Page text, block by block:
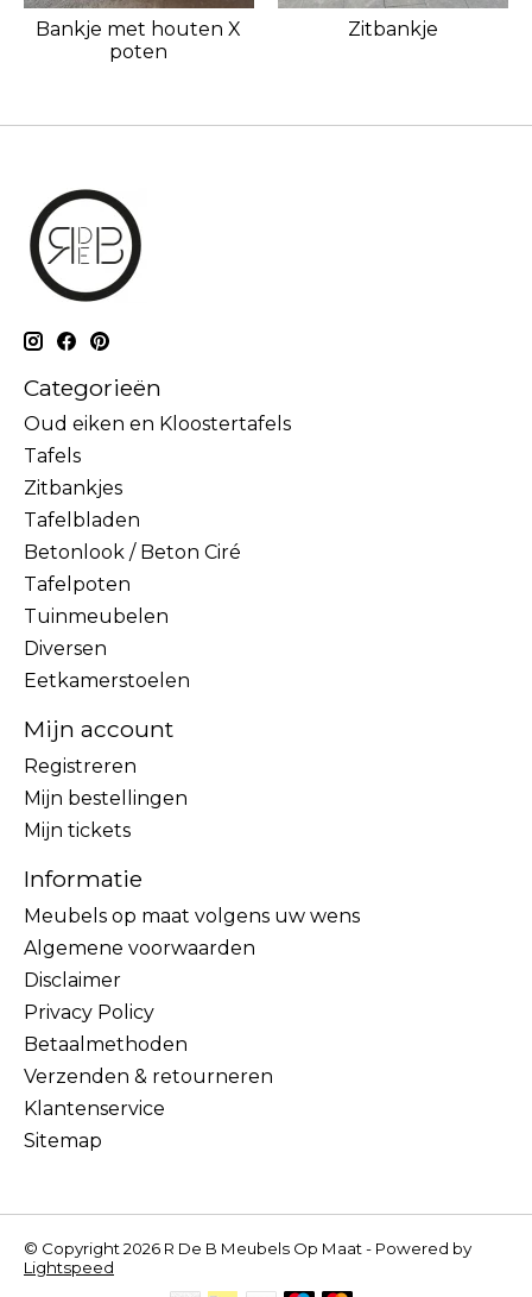
Bankje met houten X
poten
Zitbankje
Categorieën
Oud eiken en Kloostertafels
Tafels
Zitbankjes
Tafelbladen
Betonlook / Beton Ciré
Tafelpoten
Tuinmeubelen
Diversen
Eetkamerstoelen
Mijn account
Registreren
Mijn bestellingen
Mijn tickets
Informatie
Meubels op maat volgens uw wens
Algemene voorwaarden
Disclaimer
Privacy Policy
Betaalmethoden
Verzenden & retourneren
Klantenservice
Sitemap
© Copyright 2026 R De B Meubels Op Maat - Powered by
Lightspeed